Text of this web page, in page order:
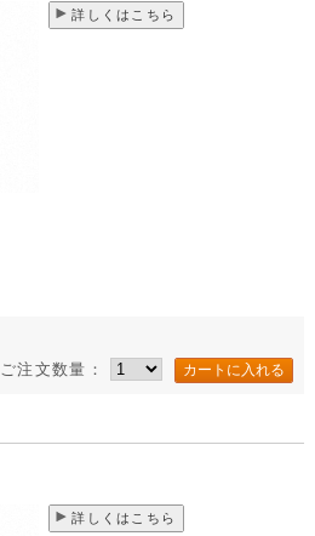
詳しくはこちら
ご注文数量：
詳しくはこちら